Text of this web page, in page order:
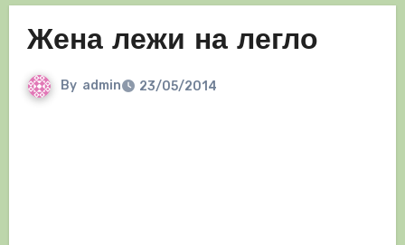
Жена лежи на легло
By admin 23/05/2014